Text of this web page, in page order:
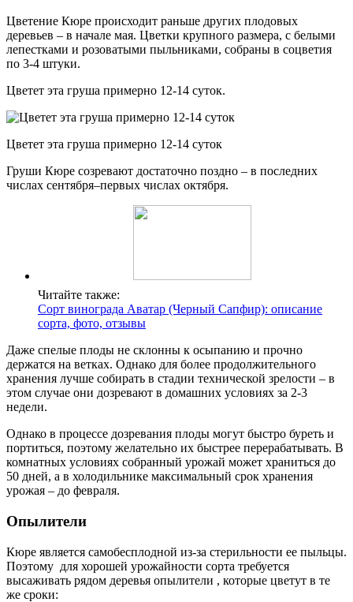
Цветение Кюре происходит раньше других плодовых
деревьев – в начале мая. Цветки крупного размера, с белыми
лепестками и розоватыми пыльниками, собраны в соцветия
по 3-4 штуки.
Цветет эта груша примерно 12-14 суток.
Цветет эта груша примерно 12-14 суток
Груши Кюре созревают достаточно поздно – в последних
числах сентября–первых числах октября.
Читайте также:
Сорт винограда Аватар (Черный Сапфир): описание
сорта, фото, отзывы
Даже спелые плоды не склонны к осыпанию и прочно
держатся на ветках. Однако для более продолжительного
хранения лучше собирать в стадии технической зрелости – в
этом случае они дозревают в домашних условиях за 2-3
недели.
Однако в процессе дозревания плоды могут быстро буреть и
портиться, поэтому желательно их быстрее перерабатывать. В
комнатных условиях собранный урожай может храниться до
50 дней, а в холодильнике максимальный срок хранения
урожая – до февраля.
Опылители
Кюре является самобесплодной из-за стерильности ее пыльцы.
Поэтому для хорошей урожайности сорта требуется
высаживать рядом деревья опылители , которые цветут в те
же сроки: